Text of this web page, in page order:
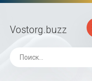
Vostorg.buzz